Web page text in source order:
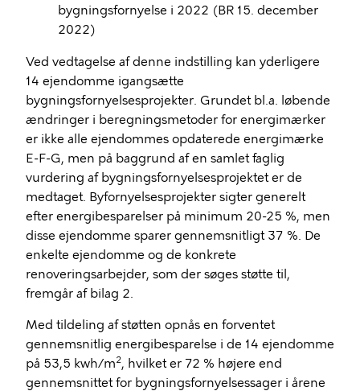
bygningsfornyelse i 2022 (BR 15. december
2022)
Ved vedtagelse af denne indstilling kan yderligere
14 ejendomme igangsætte
bygningsfornyelsesprojekter. Grundet bl.a. løbende
ændringer i beregningsmetoder for energimærker
er ikke alle ejendommes opdaterede energimærke
E-F-G, men på baggrund af en samlet faglig
vurdering af bygningsfornyelsesprojektet er de
medtaget. Byfornyelsesprojekter sigter generelt
efter energibesparelser på minimum 20-25 %, men
disse ejendomme sparer gennemsnitligt 37 %. De
enkelte ejendomme og de konkrete
renoveringsarbejder, som der søges støtte til,
fremgår af bilag 2.
Med tildeling af støtten opnås en forventet
gennemsnitlig energibesparelse i de 14 ejendomme
på 53,5 kwh/m2, hvilket er 72 % højere end
gennemsnittet for bygningsfornyelsessager i årene